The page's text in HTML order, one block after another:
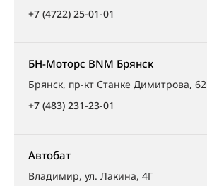
+7 (4722) 25-01-01
БН-Моторс BNM Брянск
Брянск, пр-кт Станке Димитрова, 62
+7 (483) 231-23-01
Автобат
Владимир, ул. Лакина, 4Г